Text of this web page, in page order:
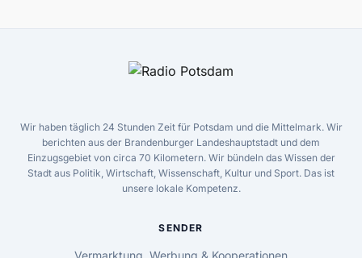
Wir haben täglich 24 Stunden Zeit für Potsdam und die Mittelmark. Wir
berichten aus der Brandenburger Landeshauptstadt und dem
Einzugsgebiet von circa 70 Kilometern. Wir bündeln das Wissen der
Stadt aus Politik, Wirtschaft, Wissenschaft, Kultur und Sport. Das ist
unsere lokale Kompetenz.
SENDER
Vermarktung, Werbung & Kooperationen